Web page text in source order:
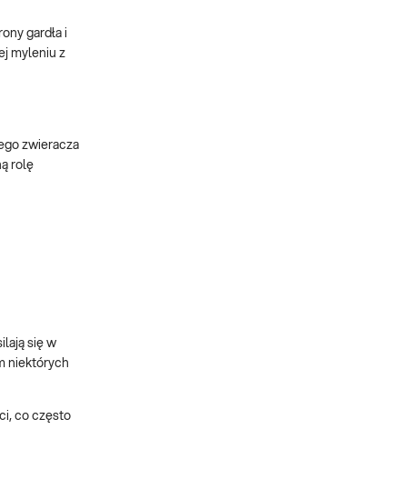
gardła i
myleniu z
zwieracza
rolę
się w
niektórych
co często